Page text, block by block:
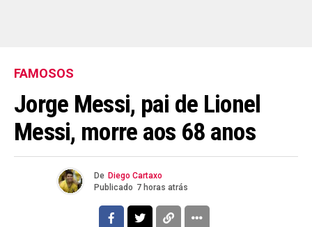
FAMOSOS
Jorge Messi, pai de Lionel
Messi, morre aos 68 anos
De Diego Cartaxo
Publicado 7 horas atrás